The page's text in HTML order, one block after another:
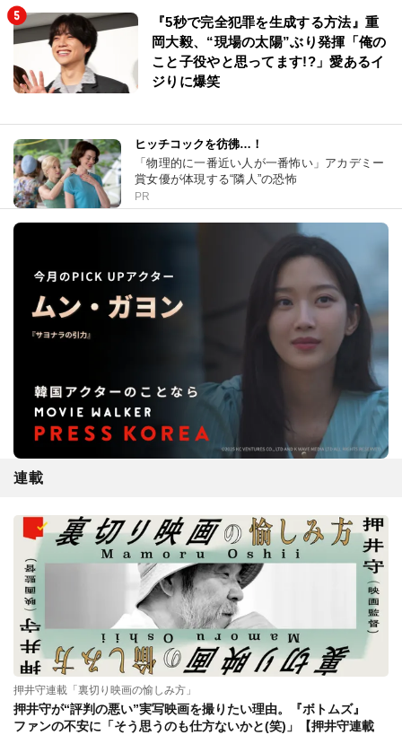
『5秒で完全犯罪を生成する方法』重
岡大毅、“現場の太陽”ぶり発揮「俺の
こと子役やと思ってます!?」愛あるイ
ジりに爆笑
ヒッチコックを彷彿…！
「物理的に一番近い人が一番怖い」アカデミー
賞女優が体現する“隣人”の恐怖
PR
連載
押井守連載「裏切り映画の愉しみ方」
押井守が“評判の悪い”実写映画を撮りたい理由。『ボトムズ』
ファンの不安に「そう思うのも仕方ないかと(笑)」【押井守連載